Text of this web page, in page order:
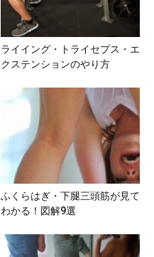
ライイング・トライセプス・エ
クステンションのやり方
ふくらはぎ・下腿三頭筋が見て
わかる！図解9選